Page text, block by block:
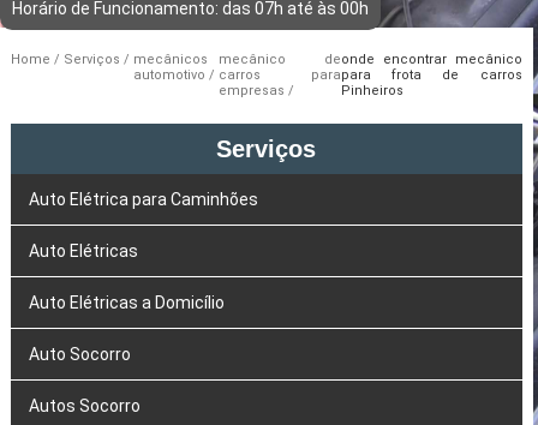
Home Serviços
mecânicos
automotivo
mecânico de
carros para
empresas
onde encontrar mecânico
para frota de carros
Pinheiros
Serviços
Auto Elétrica para Caminhões
Auto Elétricas
Auto Elétricas a Domicílio
Auto Socorro
Autos Socorro